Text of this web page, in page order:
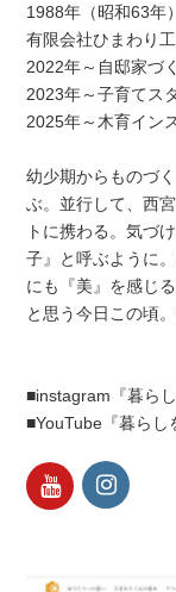
1988年（昭和63年
有限会社ひまわり
2022年～自邸家づ
2023年～子育てス
2025年～木育イン
幼少期からものづ
ぶ。並行して、西
トに携わる。気づ
子』と呼ぶように
にも『美』を感じ
と思う今日この頃
■instagram『暮ら
■YouTube『暮らし